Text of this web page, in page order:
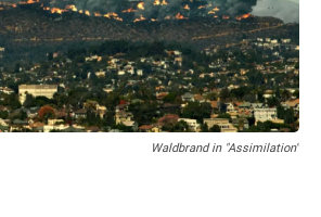
Waldbrand in "Assimilation"